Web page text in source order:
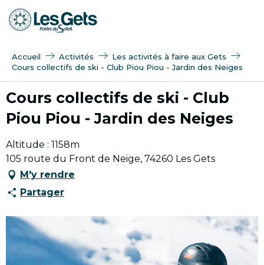
Aller
au
Accueil Activités
Les activités à faire aux Gets
Cours collectifs de ski - Club Piou Piou - Jardin des Neiges
Cours collectifs de ski - Club
Piou Piou - Jardin des Neiges
Altitude : 1158m
105 route du Front de Neige, 74260 Les Gets
M'y rendre
Partager